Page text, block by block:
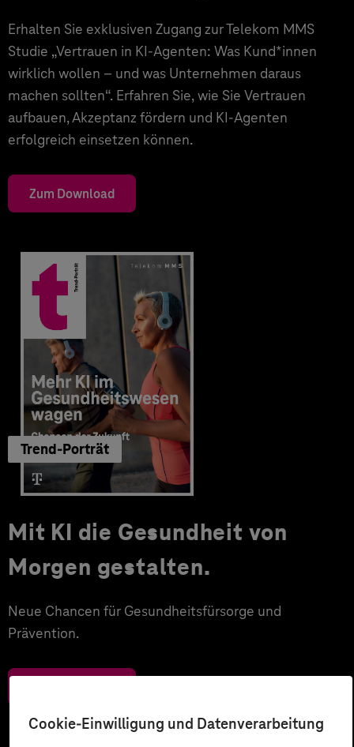
Cookie-Einwilligung und Datenverarbeitung
Erhalten Sie exklusiven Zugang zur Telekom MMS
Studie „Vertrauen in KI-Agenten: Was Kund*innen
wirklich wollen – und was Unternehmen daraus
machen sollten“. Erfahren Sie, wie Sie Vertrauen
aufbauen, Akzeptanz fördern und KI-Agenten
erfolgreich einsetzen können.
Zum Download
Trend-Porträt
Mit KI die Gesundheit von
Morgen gestalten.
Neue Chancen für Gesundheitsfürsorge und
Prävention.